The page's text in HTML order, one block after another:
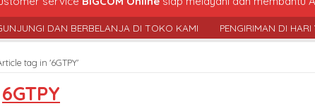
DAN BERBELANJA DI TOKO KAMI PENGIRIMAN DI HARI YG
tag in '6GTPY'
6GTPY